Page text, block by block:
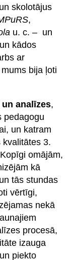
skolotājus
,
u. c. – un
kādos
ar
bija ļoti
analīzes,
pedagogu
un katram
3.
omājām,
kā
tās stundas
vērtīgi,
nekā
procesā,
izauga
piekto